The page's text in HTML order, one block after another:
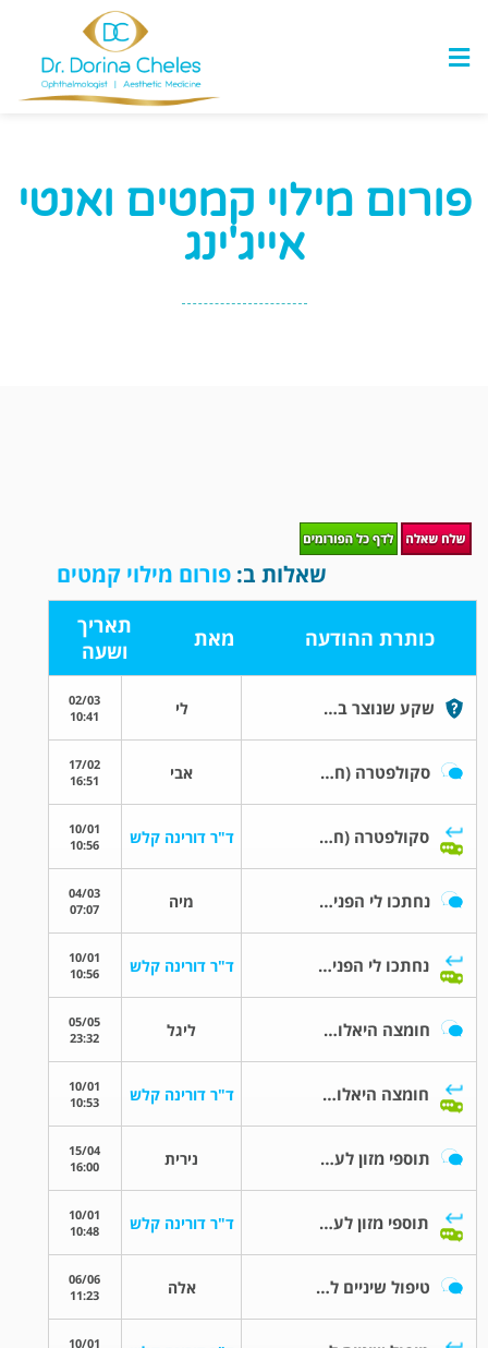
פורום מילוי קמטים ואנטי
אייג'ינג